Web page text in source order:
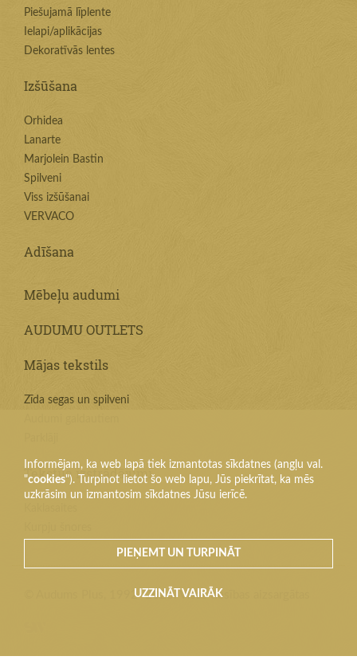
Informējam, ka web lapā tiek izmantotas sīkdatnes (angļu val.
"cookies"). Turpinot lietot šo web lapu, Jūs piekrītat, ka mēs
uzkrāsim un izmantosim sīkdatnes Jūsu ierīcē.
PIEŅEMT UN TURPINĀT
UZZINĀT VAIRĀK
Piešujamā līplente
Ielapi/aplikācijas
Dekoratīvās lentes
Izšūšana
Orhidea
Lanarte
Marjolein Bastin
Spilveni
Viss izšūšanai
VERVACO
Adīšana
Mēbeļu audumi
AUDUMU OUTLETS
Mājas tekstils
Zīda segas un spilveni
Tekstila izstrādājumi
© Audums Plus, 1992–2026. Visas tiesības aizsargātas